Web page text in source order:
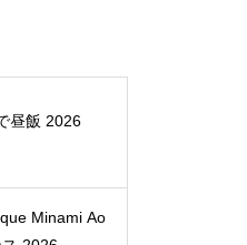
昼飯 2026
Minami Ao